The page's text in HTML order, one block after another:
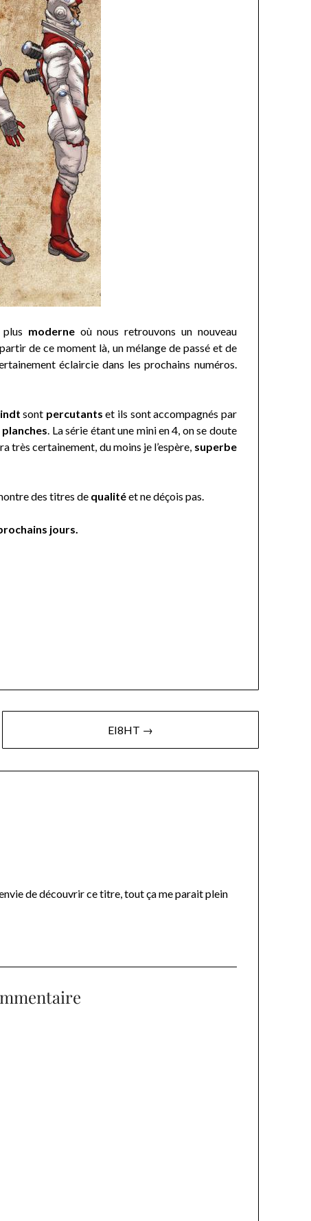
moderneoù nous retrouvons un nouveau
de ce moment là, un mélange de passé et de
éclaircie dans les prochains numéros.
sont percutants et ils sont accompagnés par
. La série étant une mini en 4, on se doute
très certainement, du moins je l’espère, superbe
des titres de qualitéet ne déçois pas.
jours.
EI8HT →
de découvrir ce titre, tout ça me parait plein